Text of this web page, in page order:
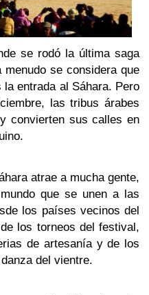
se rodó la última saga
se considera que
entrada al Sáhara. Pero
las tribus árabes
convierten sus calles en
atrae a mucha gente,
que se unen a las
los países vecinos del
los torneos del festival,
de artesanía y de los
del vientre.